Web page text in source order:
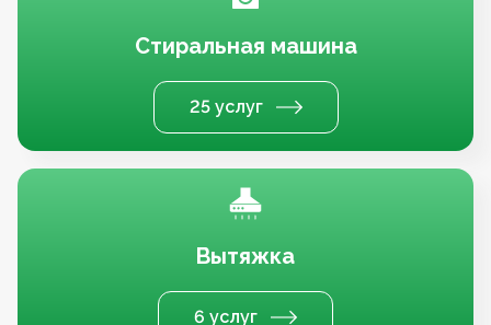
Стиральная машина
25 услуг
Вытяжка
6 услуг